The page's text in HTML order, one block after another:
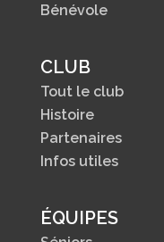
Bénévole
CLUB
Tout le club
Histoire
Partenaires
Infos utiles
ÉQUIPES